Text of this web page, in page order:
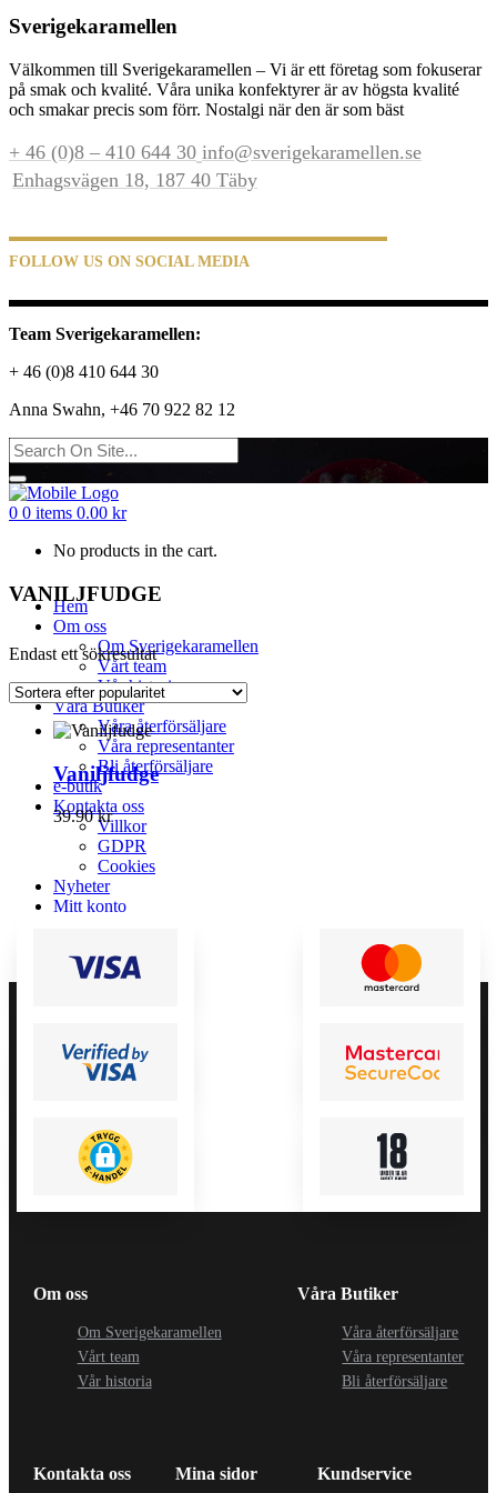
Sverigekaramellen
Välkommen till Sverigekaramellen – Vi är ett företag som fokuserar
på smak och kvalité. Våra unika konfektyrer är av högsta kvalité
och smakar precis som förr. Nostalgi när den är som bäst
+ 46 (0)8 – 410 644 30 info@sverigekaramellen.se
Enhagsvägen 18, 187 40 Täby
FOLLOW US ON SOCIAL MEDIA
Team Sverigekaramellen:
+ 46 (0)8 410 644 30
Anna Swahn, +46 70 922 82 12
0 0 items 0.00 kr
No products in the cart.
Hem
Om oss
Om Sverigekaramellen
Vårt team
Vår historia
Våra Butiker
Våra återförsäljare
Våra representanter
Bli återförsäljare
e-butik
Kontakta oss
Villkor
GDPR
Cookies
Nyheter
Mitt konto
VANILJFUDGE
Endast ett sökresultat
Vaniljfudge
39.90kr
Om oss
Om Sverigekaramellen
Vårt team
Vår historia
Våra Butiker
Våra återförsäljare
Våra representanter
Bli återförsäljare
Kontakta oss Mina sidor Kundservice